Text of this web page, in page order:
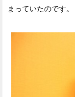
まっていたのです。